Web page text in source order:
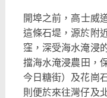
開埠之前，高士威
這條石堤，源於附
窪，深受海水淹浸
擋海水淹浸農田，
今日糖街）及花崗
則便於來往灣仔及